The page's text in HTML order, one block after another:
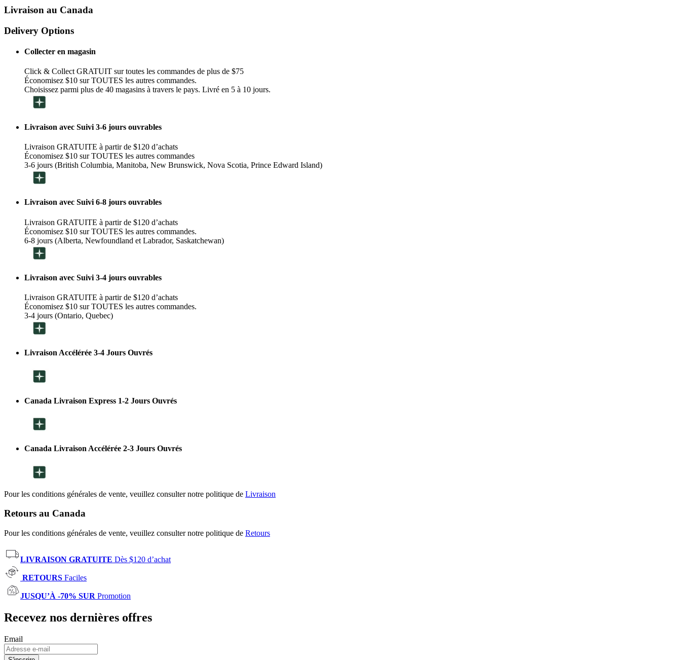
Livraison au Canada
Delivery Options
Collecter en magasin
Click & Collect GRATUIT sur toutes les commandes de plus de $75
Économisez $10 sur TOUTES les autres commandes.
Choisissez parmi plus de 40 magasins à travers le pays. Livré en 5 à 10 jours.
Livraison avec Suivi 3-6 jours ouvrables
Livraison GRATUITE à partir de $120 d’achats
Économisez $10 sur TOUTES les autres commandes
3-6 jours (British Columbia, Manitoba, New Brunswick, Nova Scotia, Prince Edward Island)
Livraison avec Suivi 6-8 jours ouvrables
Livraison GRATUITE à partir de $120 d’achats
Économisez $10 sur TOUTES les autres commandes.
6-8 jours (Alberta, Newfoundland et Labrador, Saskatchewan)
Livraison avec Suivi 3-4 jours ouvrables
Livraison GRATUITE à partir de $120 d’achats
Économisez $10 sur TOUTES les autres commandes.
3-4 jours (Ontario, Quebec)
Livraison Accélérée 3-4 Jours Ouvrés
Canada Livraison Express 1-2 Jours Ouvrés
Canada Livraison Accélérée 2-3 Jours Ouvrés
Pour les conditions générales de vente, veuillez consulter notre politique de Livraison
Retours au Canada
Pour les conditions générales de vente, veuillez consulter notre politique de Retours
LIVRAISON GRATUITE Dès $120 d’achat
RETOURS Faciles
JUSQU’À -70% SUR Promotion
Recevez nos dernières offres
Email